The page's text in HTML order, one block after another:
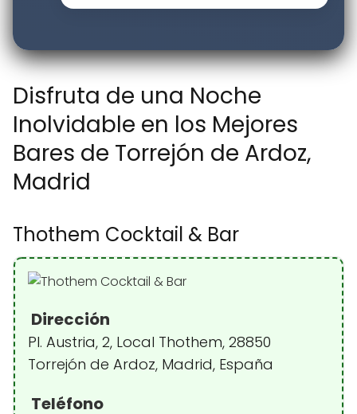
Disfruta de una Noche
Inolvidable en los Mejores
Bares de Torrejón de Ardoz,
Madrid
Thothem Cocktail & Bar
Dirección
Pl. Austria, 2, Local Thothem, 28850
Torrejón de Ardoz, Madrid, España
Teléfono